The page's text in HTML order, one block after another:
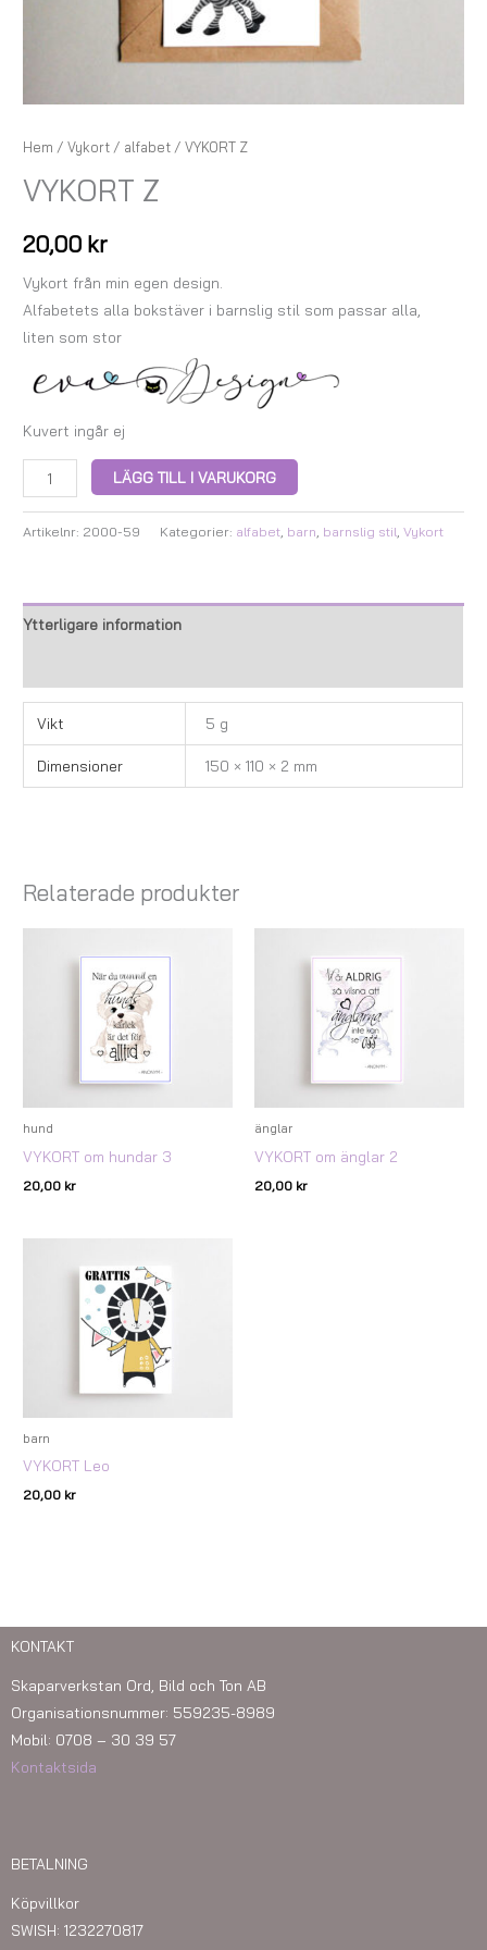
Hem /Vykort / alfabet / VYKORT Z
VYKORT Z
20,00 kr
Vykort från min egen design.
Alfabetets alla bokstäver i barnslig stil som passar alla,
liten som stor
Kuvert ingår ej
LÄGG TILL I VARUKORG
Artikelnr: 2000-59 Kategorier: alfabet barn barnslig stil ,Vykort
Ytterligare information
Vikt 5 g
Dimensioner 150 × 110 × 2 mm
Relaterade produkter
hund
VYKORT om hundar 3
20,00 kr
änglar
VYKORT om änglar 2
20,00 kr
barn
VYKORT Leo
20,00 kr
KONTAKT
Skaparverkstan Ord, Bild och Ton AB
Organisationsnummer: 559235-8989
Mobil: 0708 – 30 39 57
Kontaktsida
BETALNING
Köpvillkor
SWISH: 1232270817